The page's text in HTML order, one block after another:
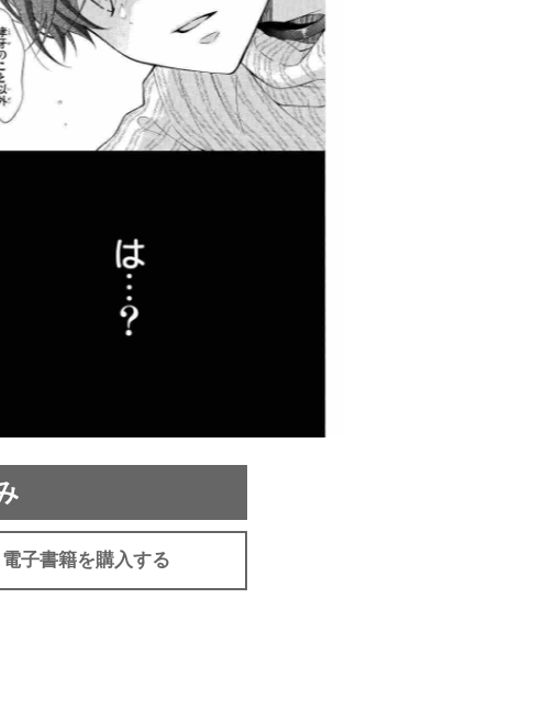
電子書籍を購入する